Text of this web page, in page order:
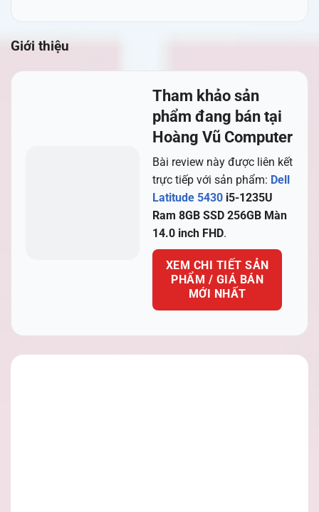
Giới thiệu
Tham khảo sản
phẩm đang bán tại
Hoàng Vũ Computer
Bài review này được liên kết
trực tiếp với sản phẩm: Dell
Latitude 5430 i5-1235U
Ram 8GB SSD 256GB Màn
14.0 inch FHD.
XEM CHI TIẾT SẢN
PHẨM / GIÁ BÁN
MỚI NHẤT